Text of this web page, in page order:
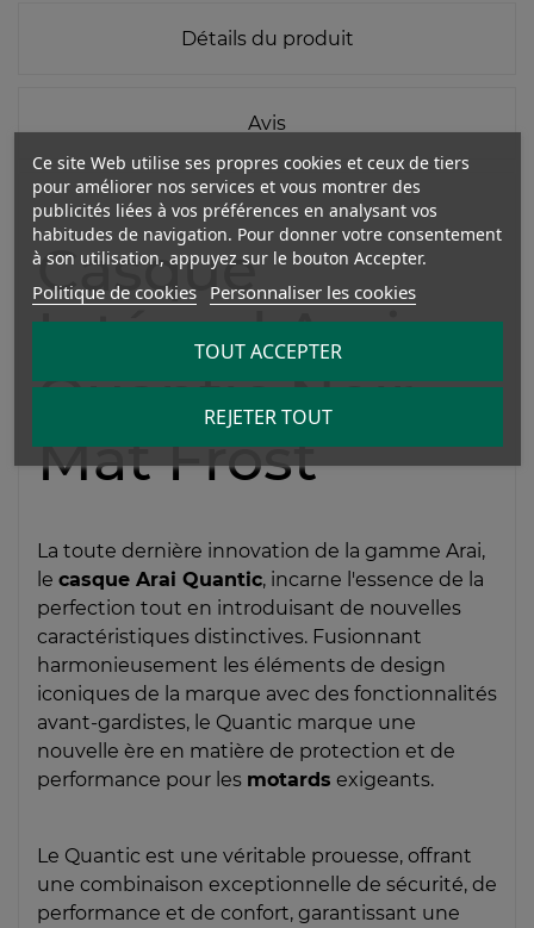
Détails du produit
Avis
Casque
Intégral Arai
Quantic Noir
Mat Frost
La toute dernière innovation de la gamme Arai,
le casque Arai Quantic, incarne l'essence de la
perfection tout en introduisant de nouvelles
caractéristiques distinctives. Fusionnant
harmonieusement les éléments de design
iconiques de la marque avec des fonctionnalités
avant-gardistes, le Quantic marque une
nouvelle ère en matière de protection et de
performance pour les motards exigeants.
Le Quantic est une véritable prouesse, offrant
une combinaison exceptionnelle de sécurité, de
performance et de confort, garantissant une
Ce site Web utilise ses propres cookies et ceux de tiers
pour améliorer nos services et vous montrer des
publicités liées à vos préférences en analysant vos
habitudes de navigation. Pour donner votre consentement
à son utilisation, appuyez sur le bouton Accepter.
Politique de cookies Personnaliser les cookies
REJETER TOUT
TOUT ACCEPTER